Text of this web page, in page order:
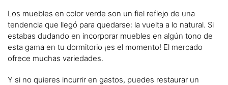
Los muebles en color verde son un fiel reflejo de una
tendencia que llegó para quedarse: la vuelta a lo natural. Si
estabas dudando en incorporar muebles en algún tono de
esta gama en tu dormitorio ¡es el momento! El mercado
ofrece muchas variedades.
Y si no quieres incurrir en gastos, puedes restaurar un